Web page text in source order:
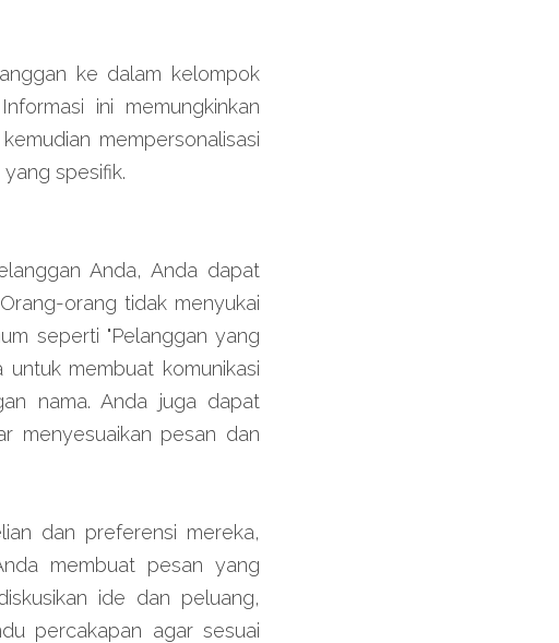
ke dalam kelompok
ini memungkinkan
mempersonalisasi
spesifik.
Anda, Anda dapat
orang tidak menyukai
seperti "Pelanggan yang
membuat komunikasi
nama. Anda juga dapat
menyesuaikan pesan dan
dan preferensi mereka,
membuat pesan yang
ide dan peluang,
percakapan agar sesuai